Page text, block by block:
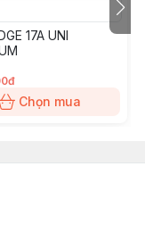
17A UNI
Chọn mua